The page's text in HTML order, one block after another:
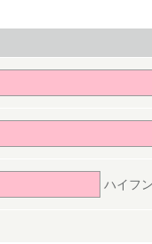
ハイフ